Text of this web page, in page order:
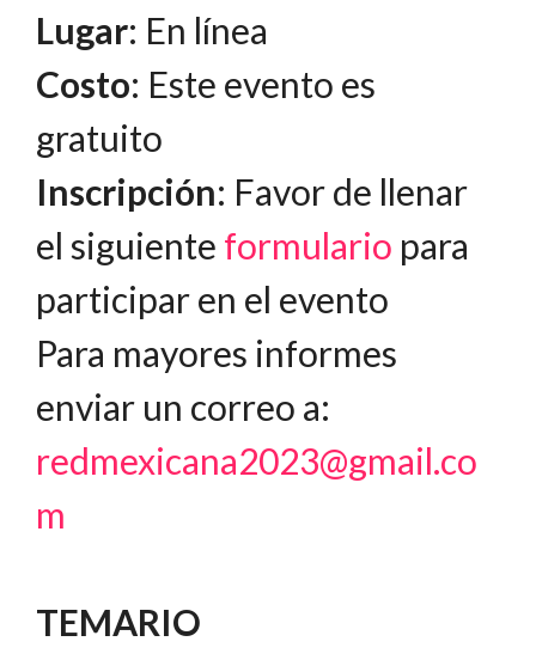
Lugar: En línea
Costo: Este evento es
gratuito
Inscripción: Favor de llenar
el siguiente formulario para
participar en el evento
Para mayores informes
enviar un correo a:
redmexicana2023@gmail.co
m
TEMARIO